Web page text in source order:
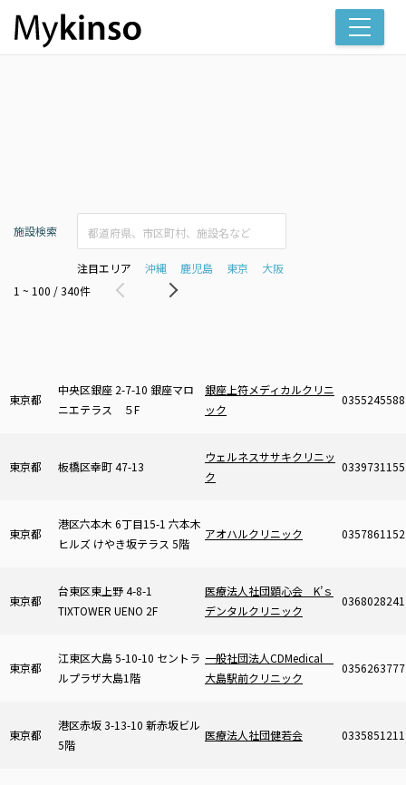
施設検索
注目エリア 沖縄 鹿児島 東京
大阪
1 ~ 100 / 340件
東京都
中央区銀座 2-7-10 銀座マロ
ニエテラス ５F
銀座上符メディカルクリニ
ック
0355245588
東京都 板橋区幸町 47-13
ウェルネスササキクリニッ
ク
0339731155
東京都
港区六本木 6丁目15-1 六本木
ヒルズ けやき坂テラス 5階
アオハルクリニック 0357861152
東京都
台東区東上野 4-8-1
TIXTOWER UENO 2F
医療法人社団顕心会 K’ｓ
デンタルクリニック
0368028241
東京都
江東区大島 5-10-10 セントラ
ルプラザ大島1階
一般社団法人CDMedical
大島駅前クリニック
0356263777
東京都
港区赤坂 3-13-10 新赤坂ビル
5階
医療法人社団健若会 0335851211